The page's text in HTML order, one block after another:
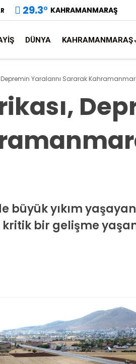
29.3° KAHRAMANMARAŞ
DÜNYA KAHRAMANMARAŞ
Depremin Yaralarını Sararak
büyük yıkım
bir gelişme